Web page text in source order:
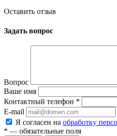
Оставить отзыв
Задать вопрос
Вопрос
Ваше имя
Контактный телефон *
E-mail
Я согласен на обработку
* — обязательные поля